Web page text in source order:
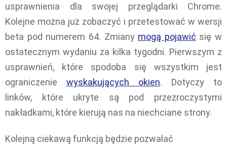
usprawnienia dla swojej przeglądarki Chrome.
Kolejne można już zobaczyć i przetestować w wersji
beta pod numerem 64. Zmiany mogą pojawić się w
ostatecznym wydaniu za kilka tygodni. Pierwszym z
usprawnień, które spodoba się wszystkim jest
ograniczenie wyskakujących okien. Dotyczy to
linków, które ukryte są pod przezroczystymi
nakładkami, które kierują nas na niechciane strony.
Kolejną ciekawą funkcją będzie pozwalać